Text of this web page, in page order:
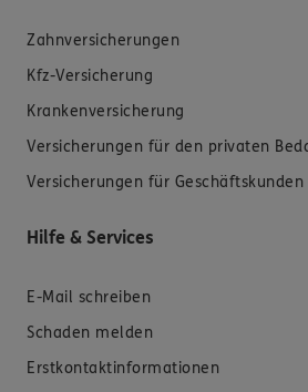
Zahnversicherungen
Kfz-Versicherung
Krankenversicherung
Versicherungen für den privaten
Versicherungen für Geschäftskunden
Hilfe & Services
E-Mail schreiben
Schaden melden
Erstkontaktinformationen